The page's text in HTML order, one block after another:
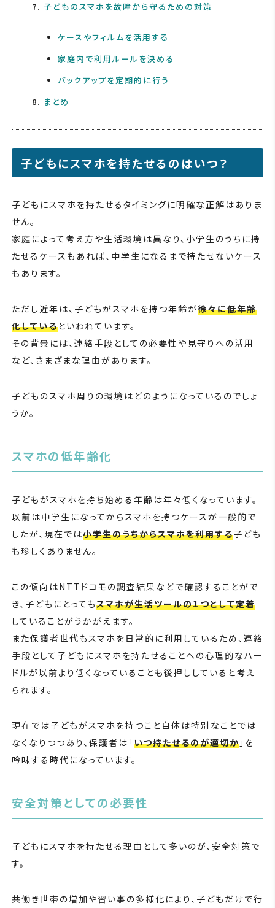
子どものスマホを故障から守るための対策
ケースやフィルムを活用する
家庭内で利用ルールを決める
バックアップを定期的に行う
まとめ
子どもにスマホを持たせるのはいつ？
子どもにスマホを持たせるタイミングに明確な正解はありま
せん。
家庭によって考え方や生活環境は異なり、小学生のうちに持
たせるケースもあれば、中学生になるまで持たせないケース
もあります。
ただし近年は、子どもがスマホを持つ年齢が徐々に低年齢
化しているといわれています。
その背景には、連絡手段としての必要性や見守りへの活用
など、さまざまな理由があります。
子どものスマホ周りの環境はどのようになっているのでしょ
うか。
スマホの低年齢化
子どもがスマホを持ち始める年齢は年々低くなっています。
以前は中学生になってからスマホを持つケースが一般的で
したが、現在では小学生のうちからスマホを利用する子ども
も珍しくありません。
この傾向はNTTドコモの調査結果などで確認することがで
き、子どもにとってもスマホが生活ツールの１つとして定着
していることがうかがえます。
また保護者世代もスマホを日常的に利用しているため、連絡
手段として子どもにスマホを持たせることへの心理的なハー
ドルが以前より低くなっていることも後押ししていると考え
られます。
現在では子どもがスマホを持つこと自体は特別なことでは
なくなりつつあり、保護者は「いつ持たせるのが適切か」を
吟味する時代になっています。
安全対策としての必要性
子どもにスマホを持たせる理由として多いのが、安全対策で
す。
共働き世帯の増加や習い事の多様化により、子どもだけで行